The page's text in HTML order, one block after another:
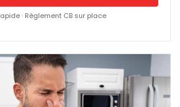
· Règlement CB sur place